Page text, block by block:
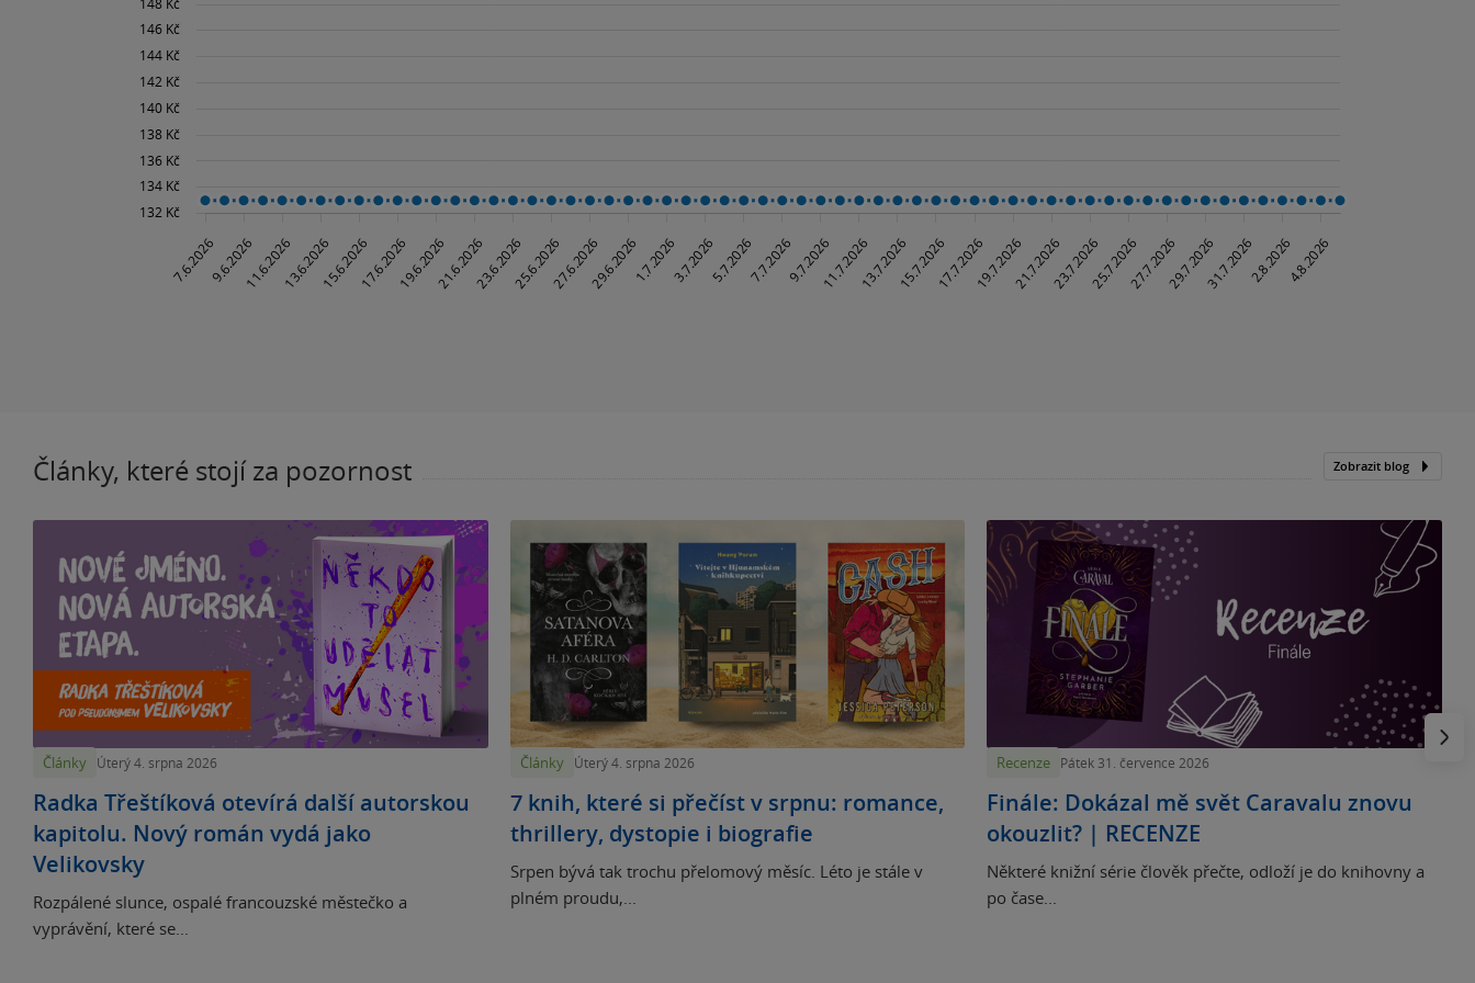
Články, které stojí za pozornost Zobrazit blog
Články Úterý 4. srpna 2026
Radka Třeštíková otevírá další autorskou
kapitolu. Nový román vydá jako
Velikovsky
Rozpálené slunce, ospalé francouzské městečko a
vyprávění, které se...
Články Úterý 4. srpna 2026
7 knih, které si přečíst v srpnu: romance,
thrillery, dystopie i biografie
Srpen bývá tak trochu přelomový měsíc. Léto je stále v
plném proudu,...
Recenze Pátek 31. července 2026
Finále: Dokázal mě svět Caravalu znovu
okouzlit? | RECENZE
Některé knižní série člověk přečte, odloží je do knihovny a
po čase...